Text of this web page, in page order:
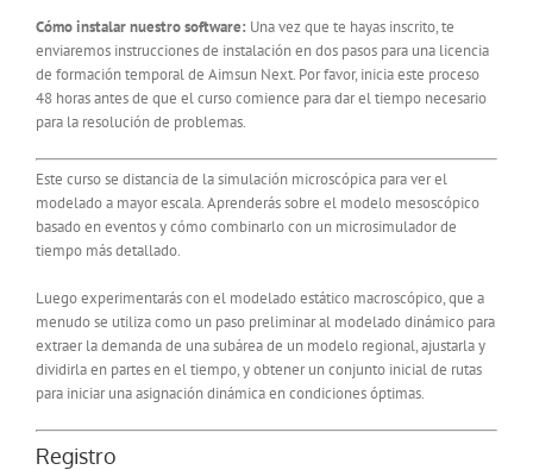
Cómo instalar nuestro software: Una vez que te hayas inscrito, te
enviaremos instrucciones de instalación en dos pasos para una licencia
de formación temporal de Aimsun Next. Por favor, inicia este proceso
48 horas antes de que el curso comience para dar el tiempo necesario
para la resolución de problemas.
Este curso se distancia de la simulación microscópica para ver el
modelado a mayor escala. Aprenderás sobre el modelo mesoscópico
basado en eventos y cómo combinarlo con un microsimulador de
tiempo más detallado.
Luego experimentarás con el modelado estático macroscópico, que a
menudo se utiliza como un paso preliminar al modelado dinámico para
extraer la demanda de una subárea de un modelo regional, ajustarla y
dividirla en partes en el tiempo, y obtener un conjunto inicial de rutas
para iniciar una asignación dinámica en condiciones óptimas.
Registro